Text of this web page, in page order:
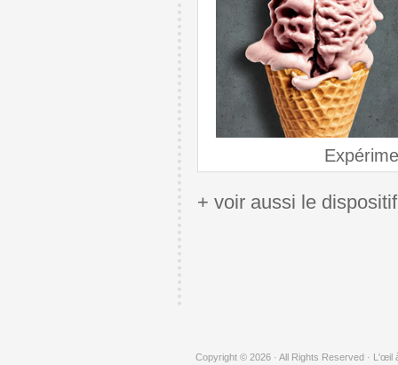
+ voir aussi le
Copyright © 2026 · All Rights Reserved · L'œil